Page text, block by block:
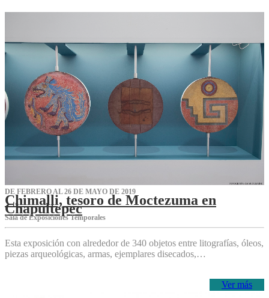
DE FEBRERO AL 26 DE MAYO DE 2019
Chimalli, tesoro de Moctezuma en
Chapultepec
Sala de Exposiciones Temporales
Esta exposición con alrededor de 340 objetos entre litografías, óleos,
piezas arqueológicas, armas, ejemplares disecados,…
Ver más